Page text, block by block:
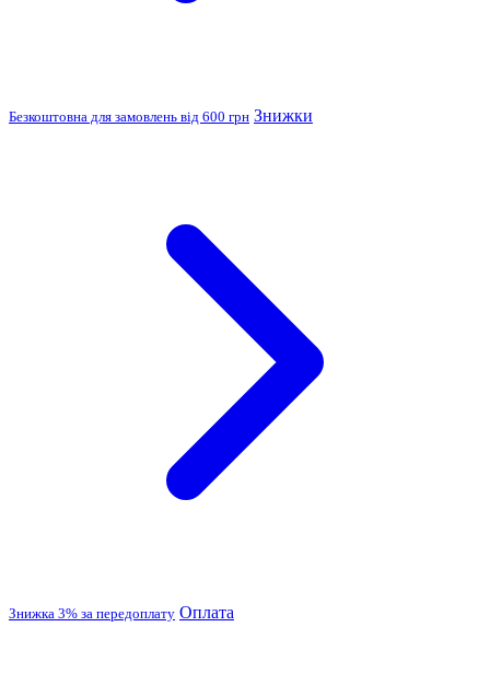
Безкоштовна для замовлень від 600 грн Знижки
Знижка 3% за передоплату Оплата